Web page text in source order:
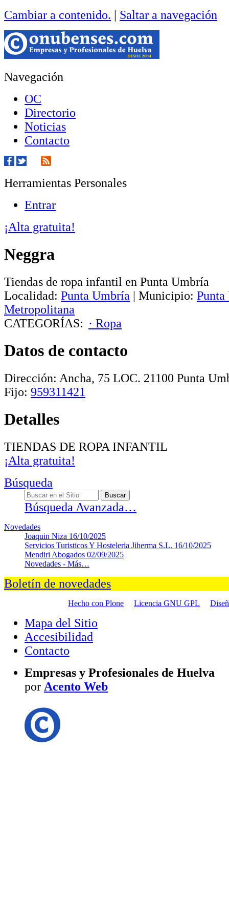
Cambiar a contenido. | Saltar a navegación
Navegación
OC
Directorio
Noticias
Contacto
Herramientas Personales
Entrar
¡Alta gratuita!
Neggra
Tiendas de ropa infantil en Punta Umbría
Localidad: Punta Umbría | Municipio:
Metropolitana
CATEGORÍAS: · Ropa
Datos de contacto
Dirección: Ancha, 75 LOC. 21100 Punta
Fijo: 959311421
Detalles
TIENDAS DE ROPA INFANTIL
¡Alta gratuita!
Búsqueda
Búsqueda Avanzada…
Novedades
Joaquin Niza 16/10/2025
Servicios Turisticos Y Hosteleria Jiherma S.L. 16/10/2025
Mendiri Abogados 02/09/2025
Novedades - Más…
Boletín de novedades
Hecho con Plone Licencia GNU GPL
Mapa del Sitio
Accesibilidad
Contacto
Empresas y Profesionales de Huelva
por Acento Web